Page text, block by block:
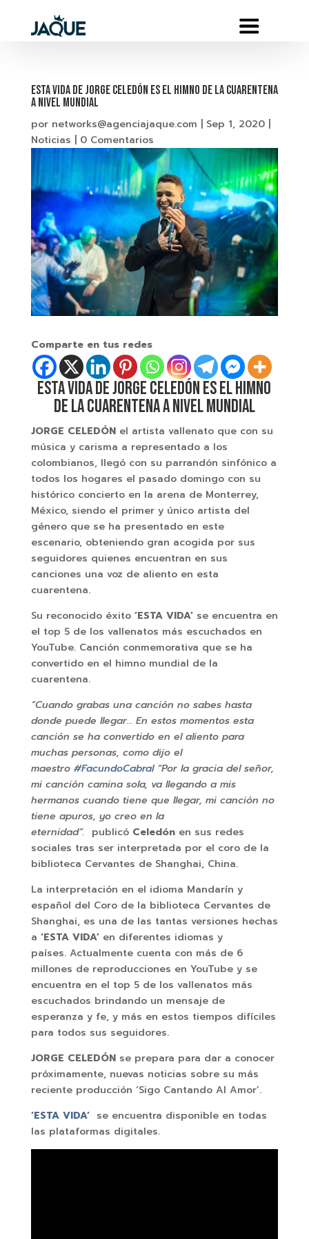
ESTA VIDA DE JORGE CELEDÓN ES EL HIMNO DE LA CUARENTENA
A NIVEL MUNDIAL
por networks@agenciajaque.com Sep 1, 2020|
Noticias
0 Comentarios
Comparte en tus redes
ESTA VIDA DE JORGE CELEDÓN ES EL HIMNO
DE LA CUARENTENA A NIVEL MUNDIAL
JORGE CELEDÓNel artista vallenato que con su
música y carisma a representado a los
colombianos, llegó con su parrandón sinfónico a
todos los hogares el pasado domingo con su
histórico concierto en la arena de Monterrey,
México, siendo el primer y único artista del
género que se ha presentado en este
escenario, obteniendo gran acogida por sus
seguidores quienes encuentran en sus
canciones una voz de aliento en esta
cuarentena.
Su reconocido éxito‘ESTA VIDA’ se encuentra en
el top 5 de los vallenatos más escuchados en
YouTube. Canción conmemorativa que se ha
convertido en el himno mundial de la
cuarentena.
“Cuando grabas una canción no sabes hasta
donde puede llegar… En estos momentos esta
canción se ha convertido en el aliento para
muchas personas, como dijo el
maestro #FacundoCabral“Por la gracia del señor,
mi canción camina sola, va llegando a mis
hermanos cuando tiene que llegar, mi canción no
tiene apuros, yo creo en la
eternidad”. publicó Celedónen sus redes
sociales tras ser interpretada por el coro de la
biblioteca Cervantes de Shanghai, China.
La interpretación en el idioma Mandarín y
español del Coro de la biblioteca Cervantes de
Shanghai, es una de las tantas versiones hechas
a ‘ESTA VIDA’en diferentes idiomas y
países. Actualmente cuenta con más de 6
millones de reproducciones en YouTube y se
encuentra en el top 5 de los vallenatos más
escuchados brindando un mensaje de
esperanza y fe, y más en estos tiempos difíciles
para todos sus seguidores.
JORGE CELEDÓN se prepara para dar a conocer
próximamente, nuevas noticias sobre su más
reciente producción ‘Sigo Cantando Al Amor’.
‘ESTA VIDA’se encuentra disponible en todas
las plataformas digitales.